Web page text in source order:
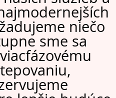
niečo
sme sa